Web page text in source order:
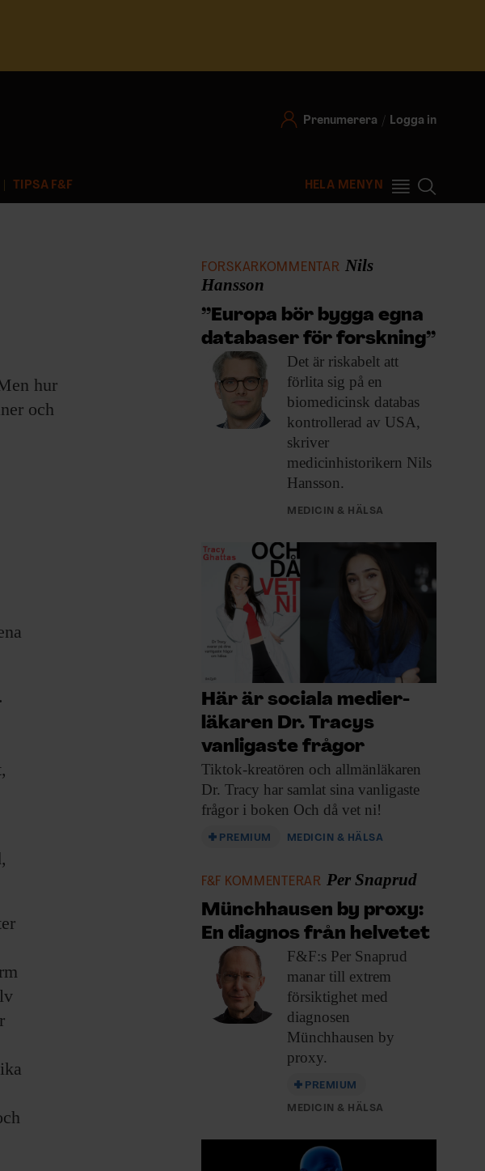
Prenumerera Logga in
TIPSA F&F HELA MENYN
r
hur
och
FORSKARKOMMENTAR Nils
Hansson
”Europa bör bygga egna
databaser för forskning”
Det är riskabelt att
förlita sig på en
biomedicinsk databas
kontrollerad av USA,
skriver
medicinhistorikern Nils
Hansson.
MEDICIN & HÄLSA
Här är sociala medier-
läkaren Dr. Tracys
vanligaste frågor
Tiktok-kreatören och allmänläkaren
Dr. Tracy har samlat sina vanligaste
frågor i boken Och då vet ni!
PREMIUM MEDICIN & HÄLSA
F&F KOMMENTERAR Per Snaprud
Münchhausen by proxy:
En diagnos från helvetet
F&F:s Per Snaprud
manar till extrem
försiktighet med
diagnosen
Münchhausen by
proxy.
PREMIUM
MEDICIN & HÄLSA